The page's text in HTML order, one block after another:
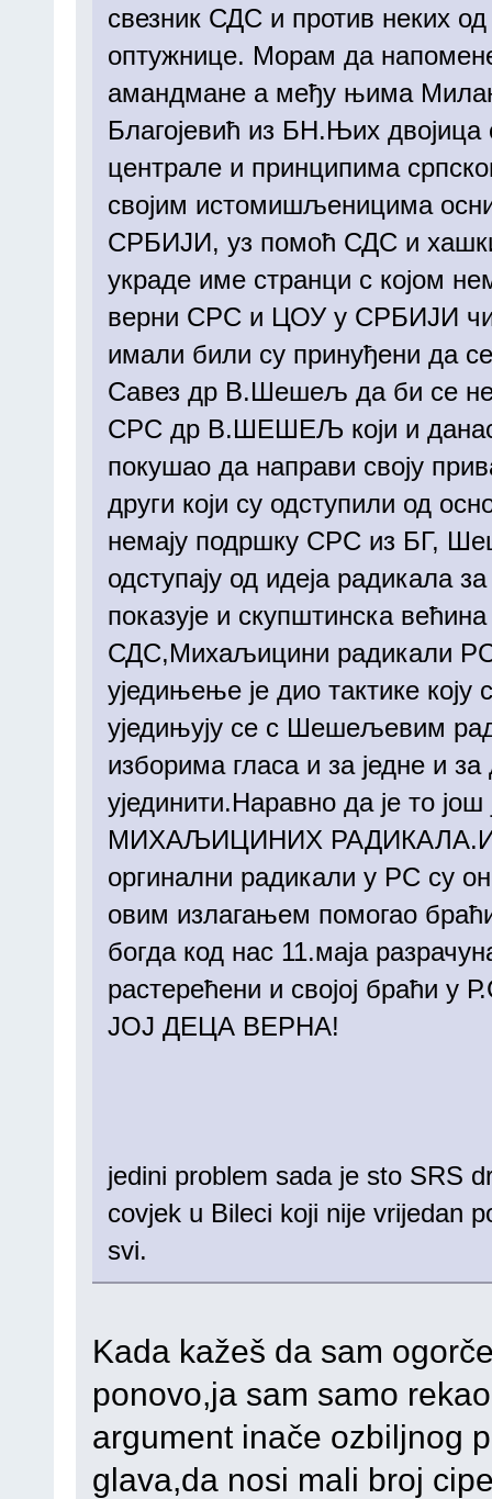
свезник СДС и против неких
оптужнице. Морам да
амандмане а међу њима
Благојевић из БН.Њих
централе и принципима
својим истомишљеницима
СРБИЈИ, уз помоћ СДС и
украде име странци с којом
верни СРС и ЦОУ у СРБИЈИ
имали били су принуђени да
Савез др В.Шешељ да би се
СРС др В.ШЕШЕЉ који и
покушао да направи своју
други који су одступили од
немају подршку СРС из БГ,
одступају од идеја радикала
показује и скупштинска
СДС,Михаљицини радикали
уједињење је дио тактике
уједињују се с Шешељевим
изборима гласа и за једне и
ујединити.Наравно да је то
МИХАЉИЦИНИХ РАДИКАЛА.И
оргинални радикали у РС су
овим излагањем помогао
богда код нас 11.маја
растерећени и својој
ЈОЈ ДЕЦА ВЕРНА!
jedini problem sada je sto SRS
covjek u Bileci koji nije vrijedan
svi.
Kada kažeš da sam
ponovo,ja sam samo
argument inače ozbiljnog
glava,da nosi mali broj